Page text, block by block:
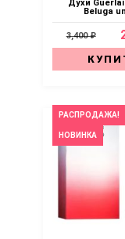
Духи
Beluga
3,400 ₽
РАСПРОДАЖА!
НОВИНКА